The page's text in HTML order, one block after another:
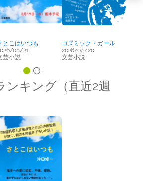
とこはいつも
08/21
芸小説
コズミック・ガール
2026/04/20
文芸小説
ンキング（直近2週